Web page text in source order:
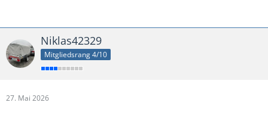
Niklas42329
Mitgliedsrang 4/10
27. Mai 2026